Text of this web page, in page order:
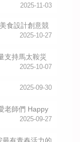
2025-11-03
食設計創意競
2025-10-27
支持馬太鞍災
2025-10-07
2025-09-30
老師們 Happy
2025-09-27